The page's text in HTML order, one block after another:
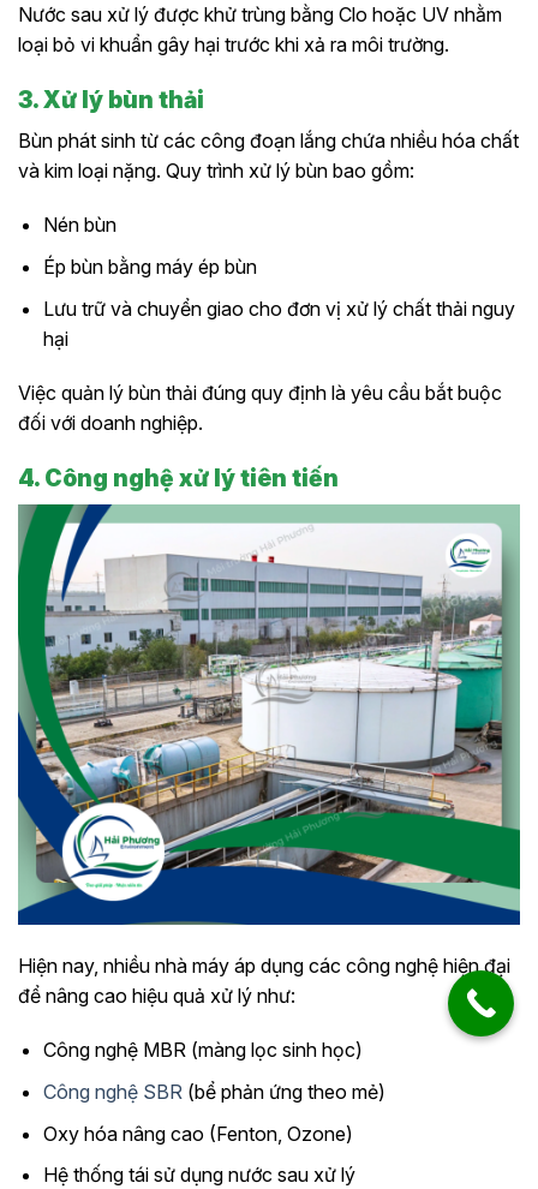
Nước sau xử lý được khử trùng bằng Clo hoặc UV nhằm
loại bỏ vi khuẩn gây hại trước khi xả ra môi trường.
3. Xử lý bùn thải
Bùn phát sinh từ các công đoạn lắng chứa nhiều hóa chất
và kim loại nặng. Quy trình xử lý bùn bao gồm:
Nén bùn
Ép bùn bằng máy ép bùn
Lưu trữ và chuyển giao cho đơn vị xử lý chất thải nguy
hại
Việc quản lý bùn thải đúng quy định là yêu cầu bắt buộc
đối với doanh nghiệp.
4. Công nghệ xử lý tiên tiến
Hiện nay, nhiều nhà máy áp dụng các công nghệ hiện đại
để nâng cao hiệu quả xử lý như:
Công nghệ MBR (màng lọc sinh học)
Công nghệ SBR (bể phản ứng theo mẻ)
Oxy hóa nâng cao (Fenton, Ozone)
Hệ thống tái sử dụng nước sau xử lý